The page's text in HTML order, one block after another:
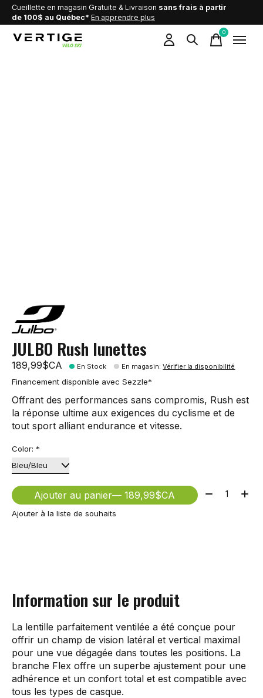
Cueillette en magasin Gratuite & Livraison sans frais à partir
de 100$ au Québec* En apprendre plus
0items
JULBO Rush lunettes
189,99$CA En Stock En magasin:Vérifier la disponibilité
Financement disponible avec Sezzle*
Offrant des performances sans compromis, Rush est
la réponse ultime aux exigences du cyclisme et de
tout sport alliant endurance et vitesse.
Color: *
Ajouter au panier — 189,99$CA Quantité:
Ajouter à la liste de souhaits
Information sur le produit
La lentille parfaitement ventilée a été conçue pour
offrir un champ de vision latéral et vertical maximal
pour une vue dégagée dans toutes les positions. La
branche Flex offre un superbe ajustement pour une
adhérence et un confort total et est compatible avec
tous les types de casque.